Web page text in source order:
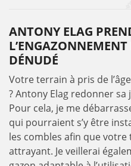
ANTONY ELAG
DÉNUDÉ
Votre terrain à pris de
? Antony Elag redonner
Pour cela, je me
qui pourraient s’y être
les combles afin que
attrayant. Je veillerai